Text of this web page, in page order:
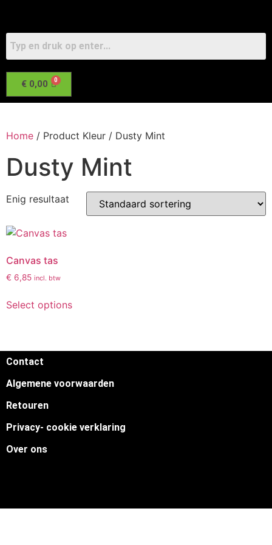
€ 0,00
Home / Product Kleur / Dusty Mint
Dusty Mint
Enig resultaat
Canvas tas
€ 6,85 incl. btw
Select options
Contact
Algemene voorwaarden
Retouren
Privacy- cookie verklaring
Over ons